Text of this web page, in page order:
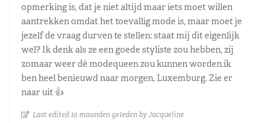
opmerking is, dat je niet altijd maar iets moet willen
aantrekken omdat het toevallig mode is, maar moet je
jezelf de vraag durven te stellen: staat mij dit eigenlijk
wel? Ik denk als ze een goede styliste zou hebben, zij
zomaar weer dé modequeen zou kunnen worden.ik
ben heel benieuwd naar morgen, Luxemburg. Zie er
naar uit 👍
Last edited 10 maanden geleden by Jacqueline